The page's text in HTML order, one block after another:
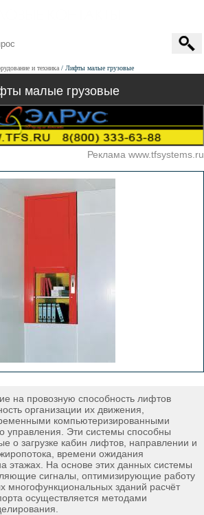
и техника Лифты малые грузовые
малые грузовые
Реклама www.tfsystems.ru
на провозную способность лифтов
организации их движения,
компьютеризированными
управления. Эти системы способны
о загрузке кабин лифтов, направлении и
времени ожидания
этажах. На основе этих данных системы
сигналы, оптимизирующие работу
многофункциональных зданий расчёт
осуществляется методами